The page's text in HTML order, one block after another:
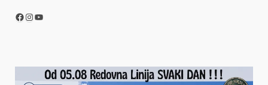
Facebook
Instagram
YouTube